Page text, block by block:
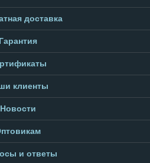
доставка
Гарантия
клиенты
Новости
и ответы